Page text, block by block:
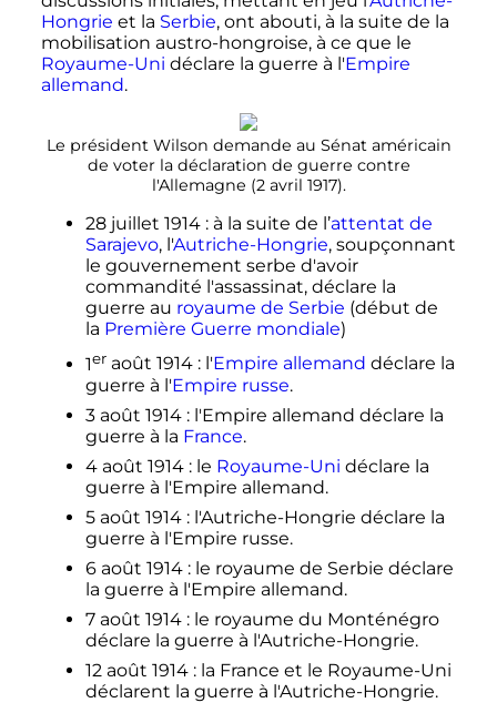
Hongrie et la Serbie, ont abouti, à la suite de la
mobilisation austro-hongroise, à ce que le
Royaume-Uni déclare la guerre à l'Empire
allemand.
Le président Wilson demande au Sénat américain
de voter la déclaration de guerre contre
l'Allemagne (2 avril 1917).
28 juillet 1914 : à la suite de l’attentat de
Sarajevo, l'Autriche-Hongrie, soupçonnant
le gouvernement serbe d'avoir
commandité l'assassinat, déclare la
guerre au royaume de Serbie (début de
la Première Guerre mondiale)
1eraoût 1914 : l'Empire allemand déclare la
guerre à l'Empire russe.
3 août 1914 : l'Empire allemand déclare la
guerre à la France.
4 août 1914 : le Royaume-Uni déclare la
guerre à l'Empire allemand.
5 août 1914 : l'Autriche-Hongrie déclare la
guerre à l'Empire russe.
6 août 1914 : le royaume de Serbie déclare
la guerre à l'Empire allemand.
7 août 1914 : le royaume du Monténégro
déclare la guerre à l'Autriche-Hongrie.
12 août 1914 : la France et le Royaume-Uni
déclarent la guerre à l'Autriche-Hongrie.